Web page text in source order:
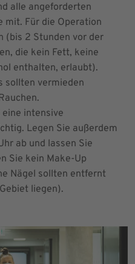
alle angeforderten
mit. Für die Operation
(bis 2 Stunden vor der
die kein Fett, keine
enthalten, erlaubt).
sollten vermieden
intensive
Legen Sie außerdem
ab und lassen Sie
Sie kein Make-Up
Nägel sollten entfernt
liegen).